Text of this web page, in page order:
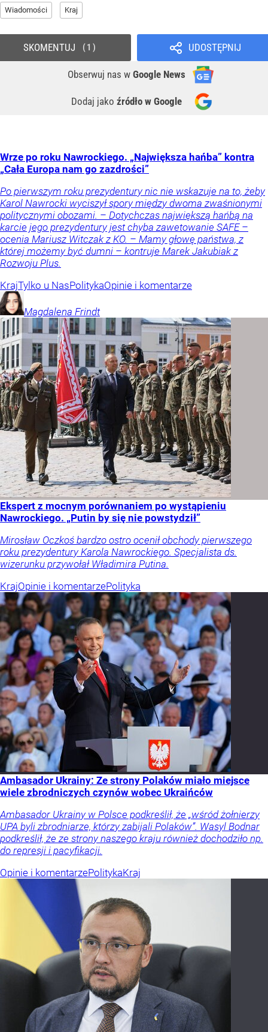
Wiadomości Kraj
UDOSTĘPNIJ
Obserwuj nas w Google News
Dodaj jako źródło w Google
SKOMENTUJ 1
Wrze po roku Nawrockiego. „Największa hańba” kontra
„Cała Europa nam go zazdrości”
Po pierwszym roku prezydentury nic nie wskazuje na to, żeby
Karol Nawrocki wyciszył spory między dwoma zwaśnionymi
politycznymi obozami. – Dotychczas największą hańbą na
karcie jego prezydentury jest chyba zawetowanie SAFE –
ocenia Mariusz Witczak z KO. – Mamy głowę państwa, z
której możemy być dumni – kontruje Marek Jakubiak z
Rozwoju Plus.
KrajTylko u NasPolitykaOpinie i komentarze
Magdalena Frindt
Ekspert z mocnym porównaniem po wystąpieniu
Nawrockiego. „Putin by się nie powstydził”
Mirosław Oczkoś bardzo ostro ocenił obchody pierwszego
roku prezydentury Karola Nawrockiego. Specjalista ds.
wizerunku przywołał Władimira Putina.
KrajOpinie i komentarzePolityka
Ambasador Ukrainy: Ze strony Polaków miało miejsce
wiele zbrodniczych czynów wobec Ukraińców
Ambasador Ukrainy w Polsce podkreślił, że „wśród żołnierzy
UPA byli zbrodniarze, którzy zabijali Polaków”. Wasyl Bodnar
podkreślił, że ze strony naszego kraju również dochodziło np.
do represji i pacyfikacji.
Opinie i komentarzePolitykaKraj